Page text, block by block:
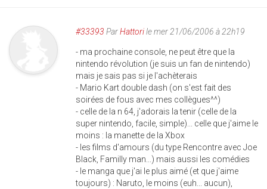
#33393 ParHattorile mer 21/06/2006 à 22h19
- ma prochaine console, ne peut être que la
nintendo révolution (je suis un fan de nintendo)
mais je sais pas si je l'achèterais
- Mario Kart double dash (on s'est fait des
soirées de fous avec mes collègues^^)
- celle de la n 64, j'adorais la tenir (celle de la
super nintendo, facile, simple)... celle que j'aime le
moins : la manette de la Xbox
- les films d'amours (du type Rencontre avec Joe
Black, Familly man...) mais aussi les comédies
- le manga que j'ai le plus aimé (et que j'aime
toujours) : Naruto, le moins (euh... aucun),